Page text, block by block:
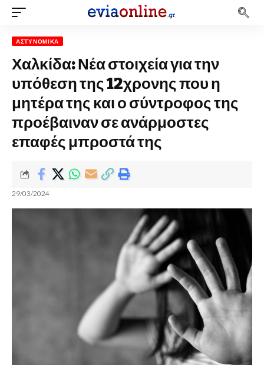
ΑΣΤΥΝΟΜΙΚΆ
Χαλκίδα: Νέα στοιχεία για την
υπόθεση της 12χρονης που η
μητέρα της και ο σύντροφος της
προέβαιναν σε ανάρμοστες
επαφές μπροστά της
29/03/2024